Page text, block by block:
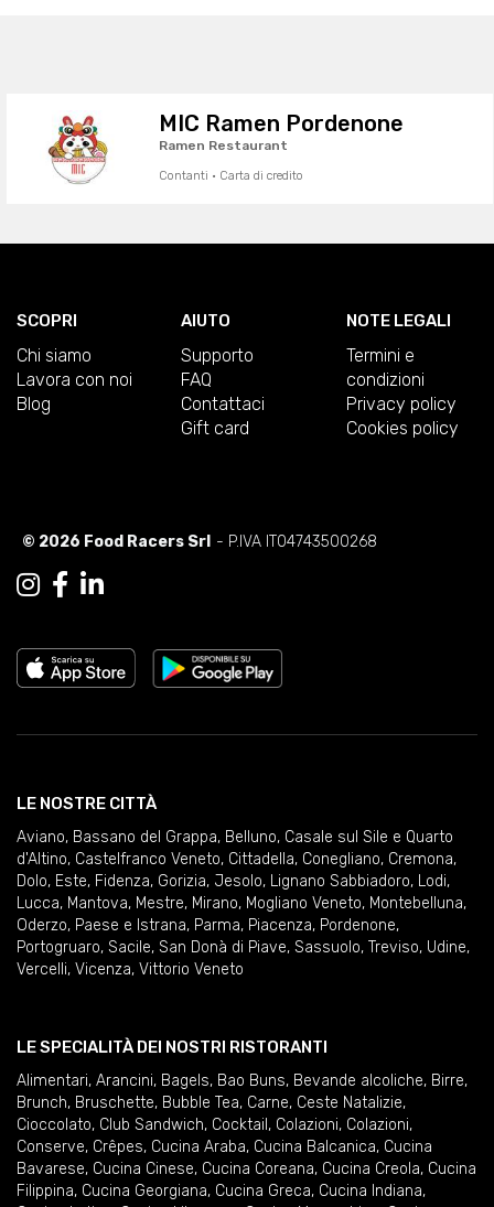
MIC Ramen Pordenone
Ramen Restaurant
Contanti · Carta di credito
SCOPRI
Chi siamo
Lavora con noi
Blog
AIUTO
Supporto
FAQ
Contattaci
Gift card
NOTE LEGALI
Termini e
condizioni
Privacy policy
Cookies policy
© 2026 Food Racers Srl - P.IVA IT04743500268
LE NOSTRE CITTÀ
Aviano, Bassano del Grappa, Belluno, Casale sul Sile e Quarto
d'Altino, Castelfranco Veneto, Cittadella, Conegliano, Cremona,
Dolo, Este, Fidenza, Gorizia, Jesolo, Lignano Sabbiadoro, Lodi,
Lucca, Mantova, Mestre, Mirano, Mogliano Veneto, Montebelluna,
Oderzo, Paese e Istrana, Parma, Piacenza, Pordenone,
Portogruaro, Sacile, San Donà di Piave, Sassuolo, Treviso, Udine,
Vercelli, Vicenza, Vittorio Veneto
LE SPECIALITÀ DEI NOSTRI RISTORANTI
Alimentari, Arancini, Bagels, Bao Buns, Bevande alcoliche, Birre,
Brunch, Bruschette, Bubble Tea, Carne, Ceste Natalizie,
Cioccolato, Club Sandwich, Cocktail , Colazioni, Colazioni,
Conserve, Crêpes, Cucina Araba, Cucina Balcanica, Cucina
Bavarese, Cucina Cinese, Cucina Coreana, Cucina Creola, Cucina
Filippina, Cucina Georgiana, Cucina Greca, Cucina Indiana,